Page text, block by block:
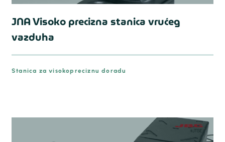
prev
JNA Visoko precizna stanica vrućeg
vazduha
Stanica za visokopreciznu doradu